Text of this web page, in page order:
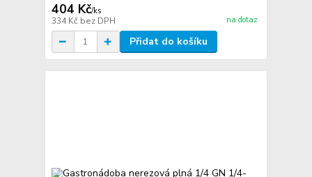
404 Kč/ks
334 Kč bez DPH na dotaz
Přidat do košíku